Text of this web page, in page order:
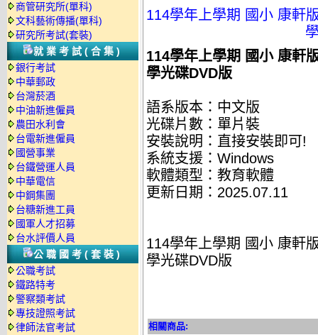
商管研究所(單科)
文科藝術傳播(單科)
研究所考試(套裝)
就業考試(合集)
銀行考試
中華郵政
台灣菸酒
中油新進僱員
農田水利會
台電新進僱員
國營事業
台鐵營運人員
中華電信
中鋼集團
台糖新進工員
國軍人才招募
台水評價人員
公職國考(套裝)
公職考試
鐵路特考
警察類考試
專技證照考試
律師法官考試
114學年上學期 國小 康軒
114學年上學期 國小 康軒
學光碟DVD版
語系版本：中文版
光碟片數：單片裝
安裝說明：直接安裝即可!
系統支援：Windows
軟體類型：教育軟體
更新日期：2025.07.11
114學年上學期 國小 康軒
學光碟DVD版
相關商品: